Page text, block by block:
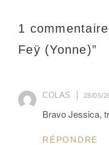
1
Feÿ (Yonne)”
COLAS 28/05/
Bravo Jessica,
RÉPONDRE